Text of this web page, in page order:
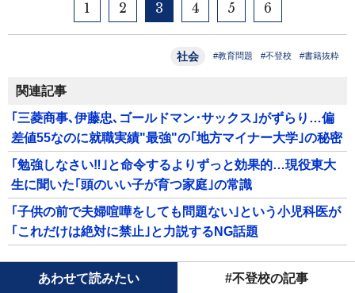
1 2 3 4 5 6
社会 #教育問題 #不登校 #書籍抜粋
関連記事
｢三菱商事､伊藤忠､ゴールドマン･サックス｣がずらり…偏
差値55なのに就職実績"最強"の｢地方マイナー大学｣の秘密
｢勉強しなさい‼｣と命令するよりずっと効果的…現役東大
生に聞いた｢頭のいい子が育つ家庭｣の常識
｢子供の前で夫婦喧嘩をしても問題ない｣という小児科医が
｢これだけは絶対に禁止｣と力説するNG話題
あわせて読みたい #不登校の記事